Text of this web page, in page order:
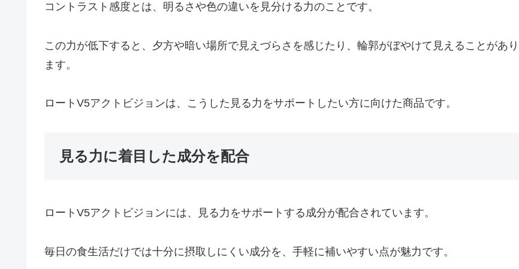
コントラスト感度とは、明るさや色の違いを見分ける力のことです。
この力が低下すると、夕方や暗い場所で見えづらさを感じたり、輪郭がぼやけて見えることがあり
ます。
ロートV5アクトビジョンは、こうした見る力をサポートしたい方に向けた商品です。
見る力に着目した成分を配合
ロートV5アクトビジョンには、見る力をサポートする成分が配合されています。
毎日の食生活だけでは十分に摂取しにくい成分を、手軽に補いやすい点が魅力です。